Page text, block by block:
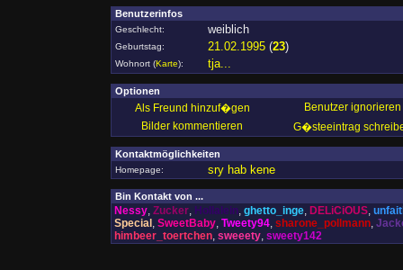
Benutzerinfos
Geschlecht: weiblich
Geburtstag: 21.02.1995 (23)
Wohnort (Karte): tja...
Optionen
Als Freund hinzuf�gen
Benutzer ignorieren
Bilder kommentieren
G�steeintrag
Kontaktmöglichkeiten
Homepage: sry hab kene
Bin Kontakt von ...
Nessy, Zucker, Hollalein, ghetto_inge, DELiCiOUS,
Special , SweetBaby, Tweety94, sharone_pollmann,
himbeer_toertchen, sweeety, sweety142